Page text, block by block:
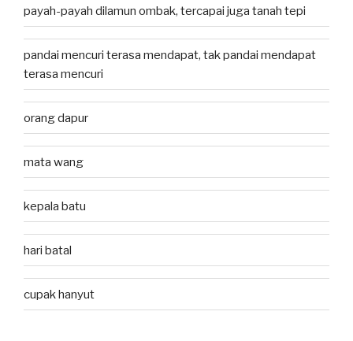
payah-payah dilamun ombak, tercapai juga tanah tepi
pandai mencuri terasa mendapat, tak pandai mendapat
terasa mencuri
orang dapur
mata wang
kepala batu
hari batal
cupak hanyut